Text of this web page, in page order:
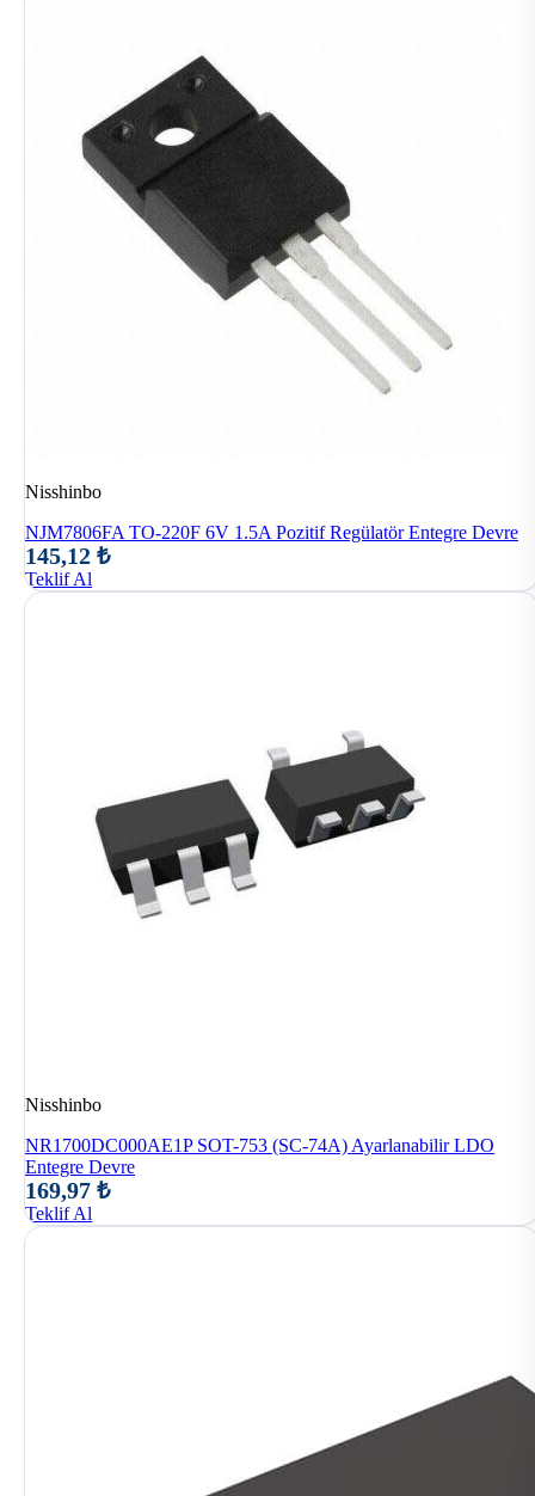
Nisshinbo
NJM7806FA TO-220F 6V 1.5A Pozitif Regülatör Entegre Devre
145,12 ₺
Teklif Al
Nisshinbo
NR1700DC000AE1P SOT-753 (SC-74A) Ayarlanabilir LDO
Entegre Devre
169,97 ₺
Teklif Al